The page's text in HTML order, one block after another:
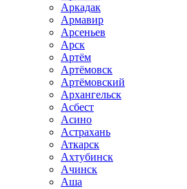
Аркадак
Армавир
Арсеньев
Арск
Артём
Артёмовск
Артёмовский
Архангельск
Асбест
Асино
Астрахань
Аткарск
Ахтубинск
Ачинск
Аша